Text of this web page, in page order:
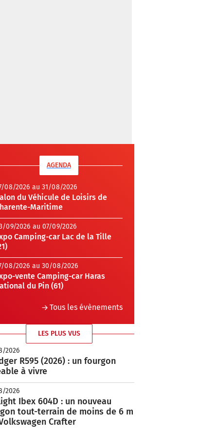
AGENDA
08/2026 au 31/08/2026
du Véhicule de Loisirs de
Maritime
09/2026 au 07/09/2026
Camping-car Lac de la Tille
08/2026 au 30/08/2026
vente Camping-car Haras
du Pin (61)
Tous les évènements
LES PLUS VUS
2026
R595 (2026) : un fourgon
à vivre
2026
Ibex 604D : un nouveau
tout-terrain de moins de 6 m
Crafter